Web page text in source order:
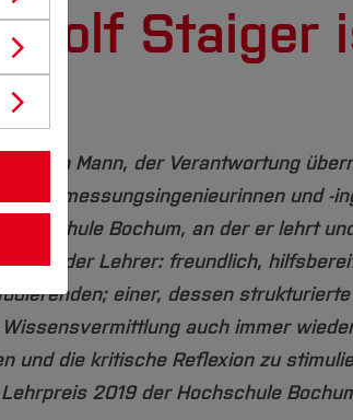
Staiger
ist ein Mann, der Verantwortung
Vermessungsingenieurinnen und -
Bochum, an der er lehrt
Lehrer: freundlich,
einer, dessen
auch immer
und die kritische Reflexion zu
2019 der Hochschule